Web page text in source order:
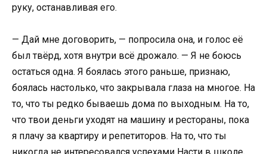
руку, останавливая его.
— Дай мне договорить, — попросила она, и голос её
был твёрд, хотя внутри всё дрожало. — Я не боюсь
остаться одна. Я боялась этого раньше, признаю,
боялась настолько, что закрывала глаза на многое. На
то, что ты редко бываешь дома по выходным. На то,
что твои деньги уходят на машину и рестораны, пока
я плачу за квартиру и репетиторов. На то, что ты